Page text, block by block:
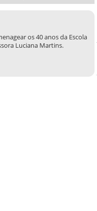
os 40 anos da Escola
Luciana Martins.